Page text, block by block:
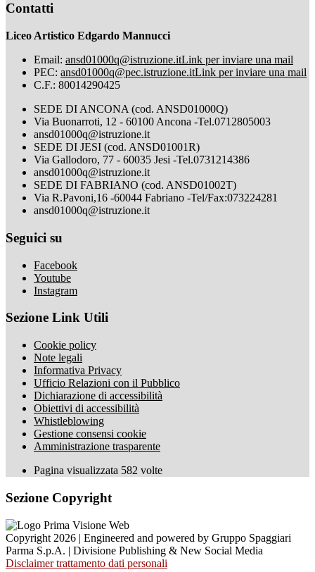
Contatti
Liceo Artistico Edgardo Mannucci
Email: ansd01000q@istruzione.itLink per inviare una mail
PEC: ansd01000q@pec.istruzione.itLink per inviare una mail
C.F.: 80014290425
SEDE DI ANCONA (cod. ANSD01000Q)
Via Buonarroti, 12 - 60100 Ancona -Tel.0712805003
ansd01000q@istruzione.it
SEDE DI JESI (cod. ANSD01001R)
Via Gallodoro, 77 - 60035 Jesi -Tel.0731214386
ansd01000q@istruzione.it
SEDE DI FABRIANO (cod. ANSD01002T)
Via R.Pavoni,16 -60044 Fabriano -Tel/Fax:073224281
ansd01000q@istruzione.it
Seguici su
Facebook
Youtube
Instagram
Sezione Link Utili
Cookie policy
Note legali
Informativa Privacy
Ufficio Relazioni con il Pubblico
Dichiarazione di accessibilità
Obiettivi di accessibilità
Whistleblowing
Gestione consensi cookie
Amministrazione trasparente
Pagina visualizzata 582 volte
Sezione Copyright
Copyright 2026 | Engineered and powered by Gruppo Spaggiari
Parma S.p.A. | Divisione Publishing & New Social Media
Disclaimer trattamento dati personali